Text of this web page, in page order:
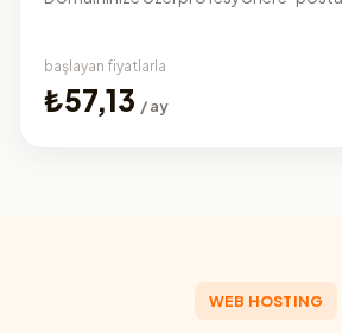
başlayan fiyatlarla
₺57,13 / ay
WEB HOSTING